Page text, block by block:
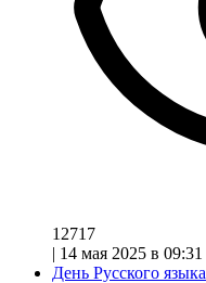
12717
| 14 мая 2025 в 09:31
День Русского языка